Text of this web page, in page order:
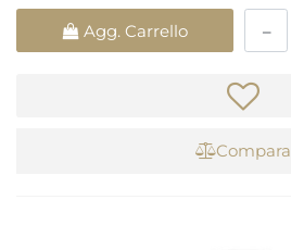
Agg. Carrello
Compara